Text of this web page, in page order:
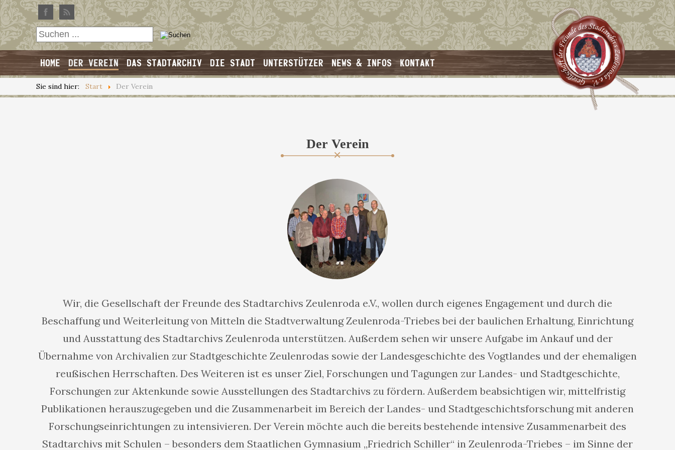
HOME DER VEREIN DAS STADTARCHIV DIE STADT UNTERSTÜTZER NEWS & INFOS KONTAKT
Sie sind hier: Start Der Verein
Der Verein
Wir, die Gesellschaft der Freunde des Stadtarchivs Zeulenroda e.V., wollen durch eigenes Engagement und durch die
Beschaffung und Weiterleitung von Mitteln die Stadtverwaltung Zeulenroda-Triebes bei der baulichen Erhaltung, Einrichtung
und Ausstattung des Stadtarchivs Zeulenroda unterstützen. Außerdem sehen wir unsere Aufgabe im Ankauf und der
Übernahme von Archivalien zur Stadtgeschichte Zeulenrodas sowie der Landesgeschichte des Vogtlandes und der ehemaligen
reußischen Herrschaften. Des Weiteren ist es unser Ziel, Forschungen und Tagungen zur Landes- und Stadtgeschichte,
Forschungen zur Aktenkunde sowie Ausstellungen des Stadtarchivs zu fördern. Außerdem beabsichtigen wir, mittelfristig
Publikationen herauszugegeben und die Zusammenarbeit im Bereich der Landes- und Stadtgeschichtsforschung mit anderen
Forschungseinrichtungen zu intensivieren. Der Verein möchte auch die bereits bestehende intensive Zusammenarbeit des
Stadtarchivs mit Schulen – besonders dem Staatlichen Gymnasium „Friedrich Schiller“ in Zeulenroda-Triebes – im Sinne der